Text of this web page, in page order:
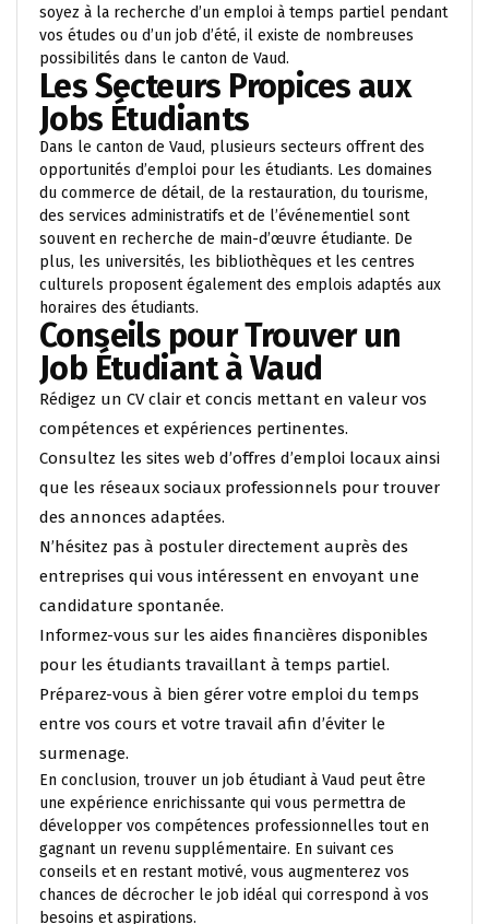
soyez à la recherche d’un emploi à temps partiel pendant
vos études ou d’un job d’été, il existe de nombreuses
possibilités dans le canton de Vaud.
Les Secteurs Propices aux
Jobs Étudiants
Dans le canton de Vaud, plusieurs secteurs offrent des
opportunités d’emploi pour les étudiants. Les domaines
du commerce de détail, de la restauration, du tourisme,
des services administratifs et de l’événementiel sont
souvent en recherche de main-d’œuvre étudiante. De
plus, les universités, les bibliothèques et les centres
culturels proposent également des emplois adaptés aux
horaires des étudiants.
Conseils pour Trouver un
Job Étudiant à Vaud
Rédigez un CV clair et concis mettant en valeur vos
compétences et expériences pertinentes.
Consultez les sites web d’offres d’emploi locaux ainsi
que les réseaux sociaux professionnels pour trouver
des annonces adaptées.
N’hésitez pas à postuler directement auprès des
entreprises qui vous intéressent en envoyant une
candidature spontanée.
Informez-vous sur les aides financières disponibles
pour les étudiants travaillant à temps partiel.
Préparez-vous à bien gérer votre emploi du temps
entre vos cours et votre travail afin d’éviter le
surmenage.
En conclusion, trouver un job étudiant à Vaud peut être
une expérience enrichissante qui vous permettra de
développer vos compétences professionnelles tout en
gagnant un revenu supplémentaire. En suivant ces
conseils et en restant motivé, vous augmenterez vos
chances de décrocher le job idéal qui correspond à vos
besoins et aspirations.